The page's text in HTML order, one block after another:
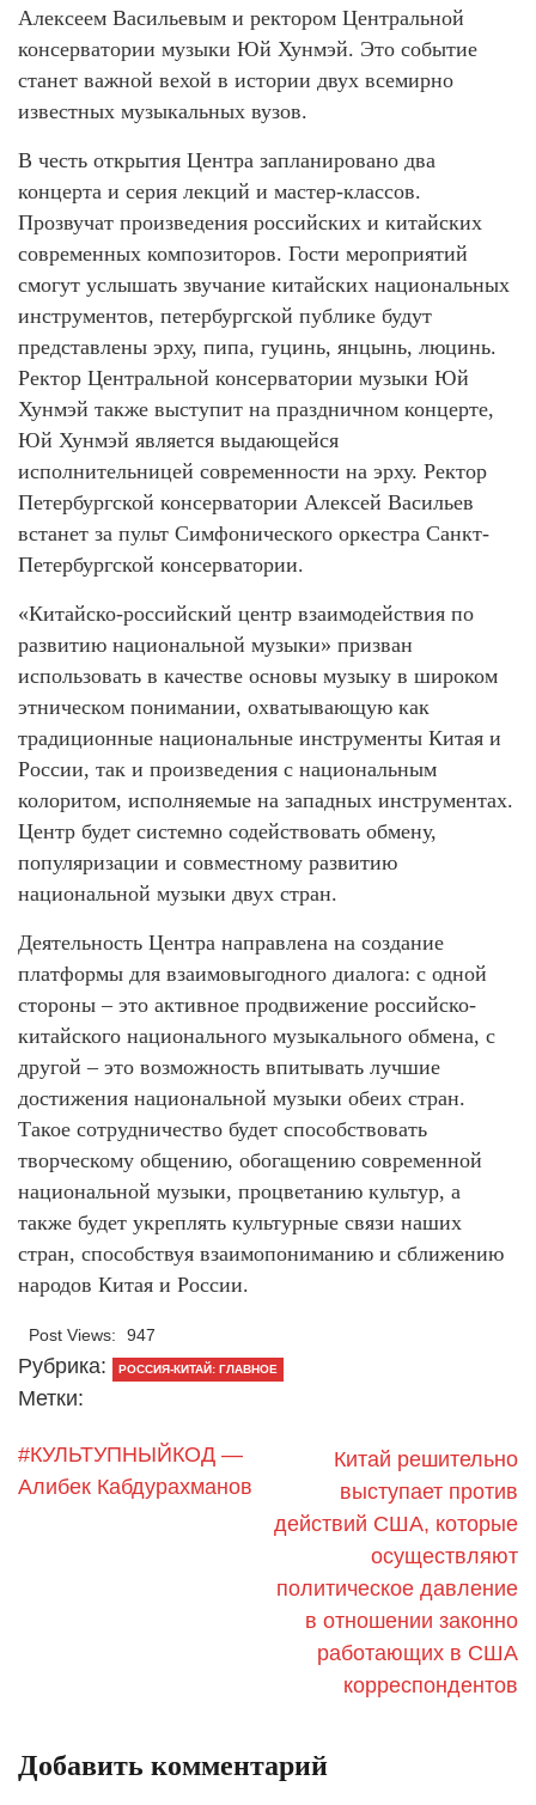
Алексеем Васильевым и ректором Центральной
консерватории музыки Юй Хунмэй. Это событие
станет важной вехой в истории двух всемирно
известных музыкальных вузов.
В честь открытия Центра запланировано два
концерта и серия лекций и мастер-классов.
Прозвучат произведения российских и китайских
современных композиторов. Гости мероприятий
смогут услышать звучание китайских национальных
инструментов, петербургской публике будут
представлены эрху, пипа, гуцинь, янцынь, люцинь.
Ректор Центральной консерватории музыки Юй
Хунмэй также выступит на праздничном концерте,
Юй Хунмэй является выдающейся
исполнительницей современности на эрху. Ректор
Петербургской консерватории Алексей Васильев
встанет за пульт Симфонического оркестра Санкт-
Петербургской консерватории.
«Китайско-российский центр взаимодействия по
развитию национальной музыки» призван
использовать в качестве основы музыку в широком
этническом понимании, охватывающую как
традиционные национальные инструменты Китая и
России, так и произведения с национальным
колоритом, исполняемые на западных инструментах.
Центр будет системно содействовать обмену,
популяризации и совместному развитию
национальной музыки двух стран.
Деятельность Центра направлена на создание
платформы для взаимовыгодного диалога: с одной
стороны – это активное продвижение российско-
китайского национального музыкального обмена, с
другой – это возможность впитывать лучшие
достижения национальной музыки обеих стран.
Такое сотрудничество будет способствовать
творческому общению, обогащению современной
национальной музыки, процветанию культур, а
также будет укреплять культурные связи наших
стран, способствуя взаимопониманию и сближению
народов Китая и России.
Post Views: 947
Рубрика: РОССИЯ-КИТАЙ: ГЛАВНОЕ
Метки:
#КУЛЬТУПНЫЙКОД —
Алибек Кабдурахманов
Китай решительно
выступает против
действий США, которые
осуществляют
политическое давление
в отношении законно
работающих в США
корреспондентов
Добавить комментарий